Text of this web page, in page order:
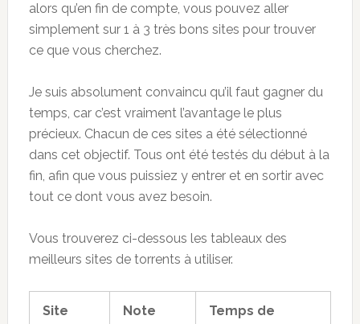
alors qu’en fin de compte, vous pouvez aller
simplement sur 1 à 3 très bons sites pour trouver
ce que vous cherchez.
Je suis absolument convaincu qu’il faut gagner du
temps, car c’est vraiment l’avantage le plus
précieux. Chacun de ces sites a été sélectionné
dans cet objectif. Tous ont été testés du début à la
fin, afin que vous puissiez y entrer et en sortir avec
tout ce dont vous avez besoin.
Vous trouverez ci-dessous les tableaux des
meilleurs sites de torrents à utiliser.
Site
Note
Temps de